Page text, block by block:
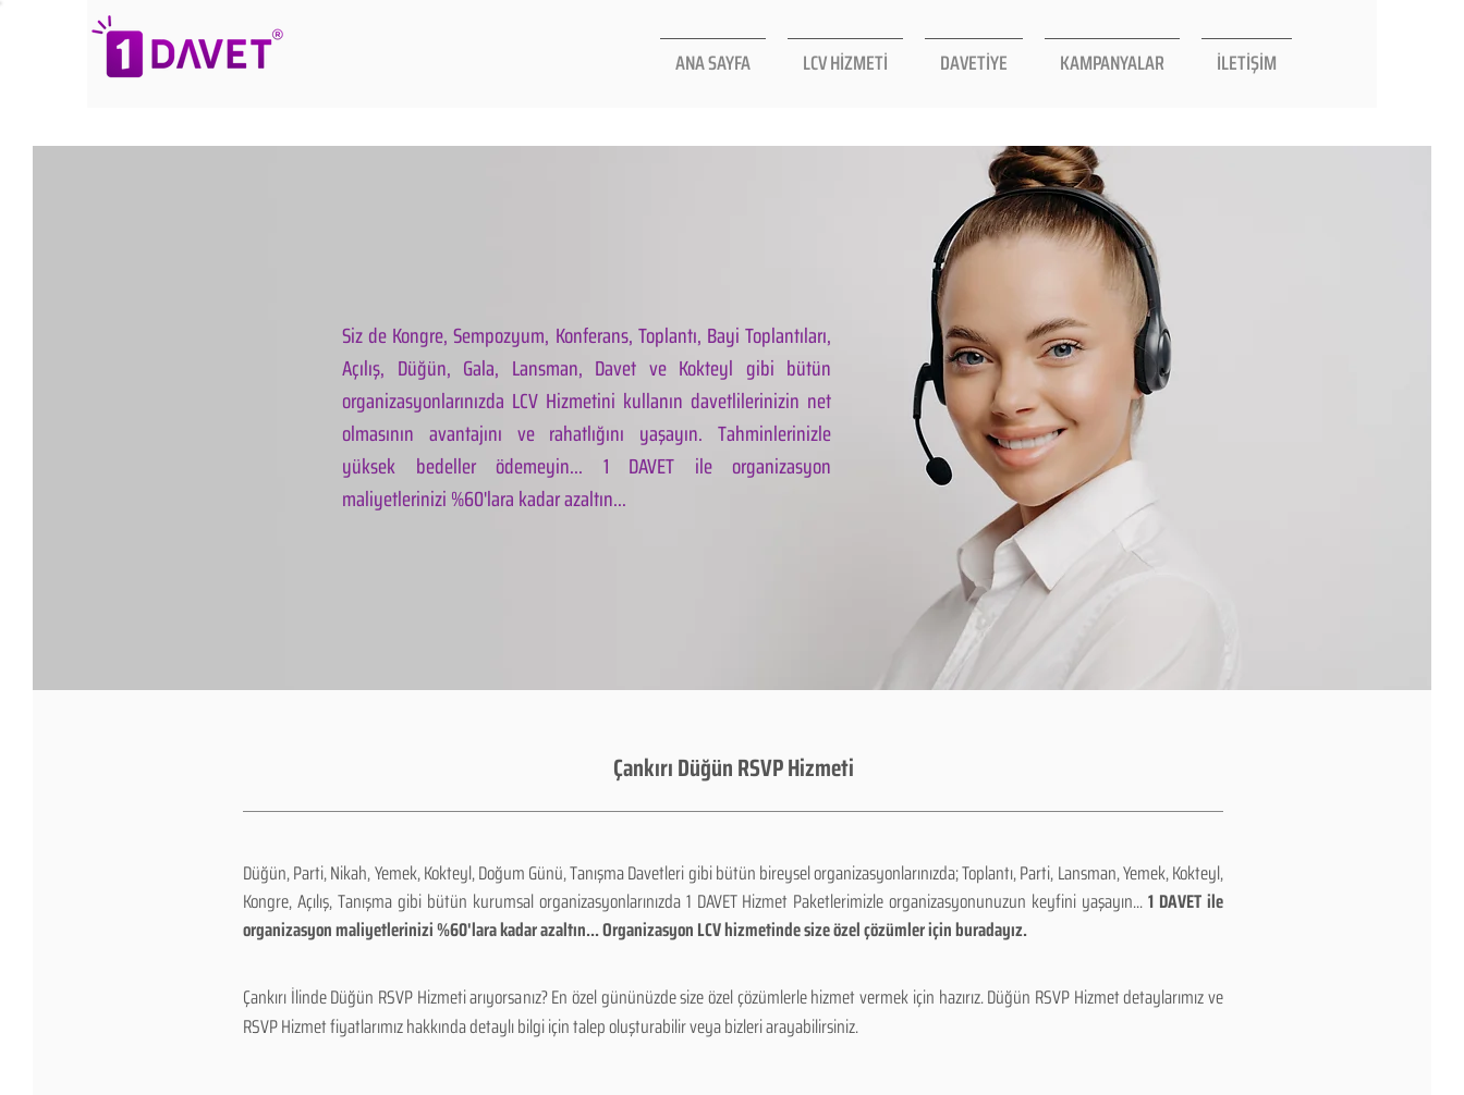
ANA SAYFA LCV HİZMETİ DAVETİYE KAMPANYALAR İLETİŞİM
Siz de Kongre, Sempozyum, Konferans, Toplantı, Bayi Toplantıları,
Açılış, Düğün, Gala, Lansman, Davet ve Kokteyl gibi bütün
organizasyonlarınızda LCV Hizmetini kullanın davetlilerinizin net
olmasının avantajını ve rahatlığını yaşayın. Tahminlerinizle
yüksek bedeller ödemeyin... 1 DAVET ile organizasyon
maliyetlerinizi %60'lara kadar azaltın...
Çankırı Düğün RSVP Hizmeti
Düğün, Parti, Nikah, Yemek, Kokteyl, Doğum Günü, Tanışma Davetleri gibi bütün bireysel organizasyonlarınızda; Toplantı, Parti, Lansman, Yemek, Kokteyl,
Kongre, Açılış, Tanışma gibi bütün kurumsal organizasyonlarınızda 1 DAVET Hizmet Paketlerimizle organizasyonunuzun keyfini yaşayın...1 DAVET ile
organizasyon maliyetlerinizi %60'lara kadar azaltın... Organizasyon LCV hizmetinde size özel çözümler için buradayız.
Çankırı İlinde Düğün RSVP Hizmeti arıyorsanız? En özel gününüzde size özel çözümlerle hizmet vermek için hazırız. Düğün RSVP Hizmet detaylarımız ve
RSVP Hizmet fiyatlarımız hakkında detaylı bilgi için talep oluşturabilir veya bizleri arayabilirsiniz.